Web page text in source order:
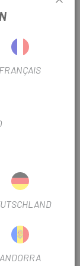
und
Bike-
FRANÇAIS
ANDORRA